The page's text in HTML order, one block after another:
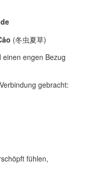
(冬虫夏草)
engen Bezug
gebracht:
fühlen,